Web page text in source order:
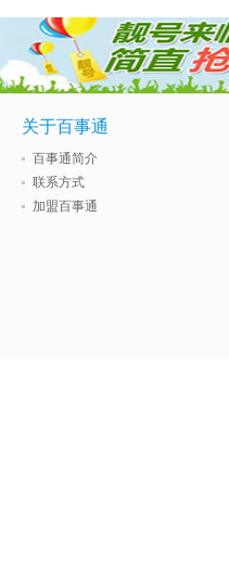
关于百事通
百事通简介
联系方式
加盟百事通